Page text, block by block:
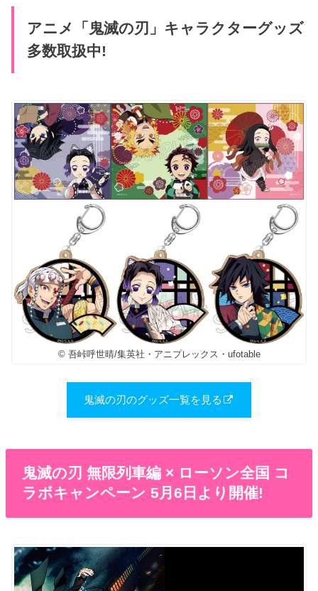
アニメ「鬼滅の刃」キャラクターグッズ
多数取扱中!
© 吾峠呼世晴/集英社・アニプレックス・ufotable
鬼滅の刃のグッズ一覧を見る
鬼滅の刃 無限列車編 × ローソン全国 コ
ラボキャンペーン 5月6日より開催!